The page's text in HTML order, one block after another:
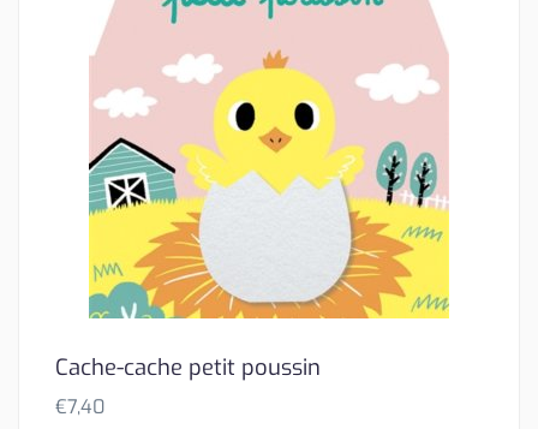
Cache-cache petit poussin
€7,40